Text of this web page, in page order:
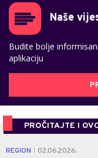
Naše
Budite bolje
aplikaciju
PROČITAJTE I
REGION 02.06.2026.